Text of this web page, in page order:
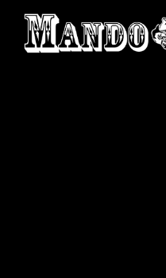
Inhalt
springen